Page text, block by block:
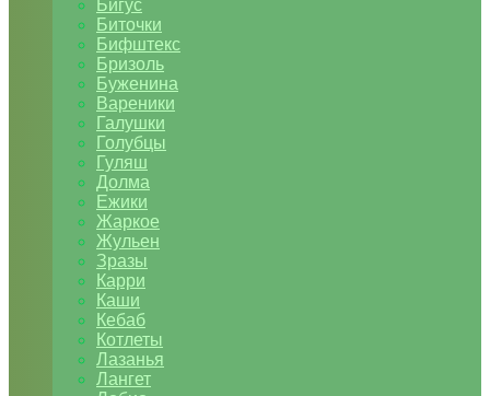
Бигус
Биточки
Бифштекс
Бризоль
Буженина
Вареники
Галушки
Голубцы
Гуляш
Долма
Ежики
Жаркое
Жульен
Зразы
Карри
Каши
Кебаб
Котлеты
Лазанья
Лангет